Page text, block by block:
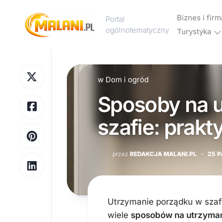
content
Portal
ogólnotematyczny
Biznes i
Turystyka
Noclegi
Wakacje
i
urlop
w Dom i ogród
Sposoby na
szafie:
przez REDAKCJA MALANI.PL · 25
Utrzymanie porządku w
wiele sposobów na